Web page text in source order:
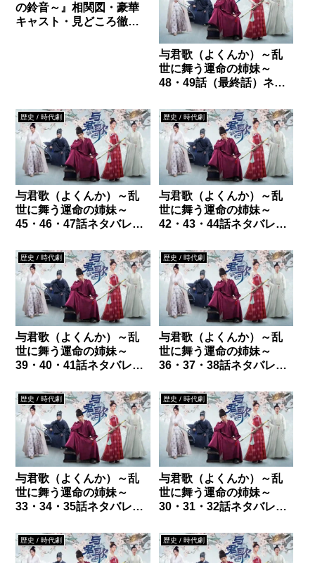
の鈴音～』相関図・豪華
キャスト・見どころ徹底
与君歌（よくんか）～乱
世に舞う運命の姉妹～
48・49話（最終話）ネタ
歴史 / 時代劇
与君歌（よくんか）～乱
世に舞う運命の姉妹～
45・46・47話ネタバレ｜
歴史 / 時代劇
与君歌（よくんか）～乱
世に舞う運命の姉妹～
42・43・44話ネタバレ｜
歴史 / 時代劇
与君歌（よくんか）～乱
世に舞う運命の姉妹～
39・40・41話ネタバレ｜
歴史 / 時代劇
与君歌（よくんか）～乱
世に舞う運命の姉妹～
36・37・38話ネタバレ｜
歴史 / 時代劇
与君歌（よくんか）～乱
世に舞う運命の姉妹～
33・34・35話ネタバレ｜
歴史 / 時代劇
与君歌（よくんか）～乱
世に舞う運命の姉妹～
30・31・32話ネタバレ｜
歴史 / 時代劇 歴史 / 時代劇